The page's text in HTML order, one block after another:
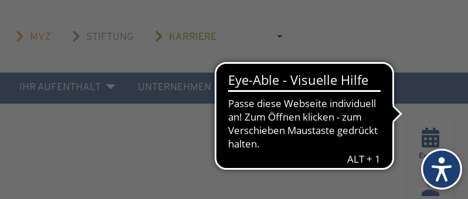
MVZ STIFTUNG KARRIERE
IHR AUFENTHALT UNTERNEHMEN AKTUELLES & KONTAKT
Events